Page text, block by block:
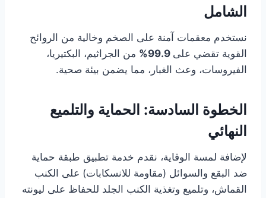
الشامل
نستخدم معقمات آمنة على الصخم وخالية من الروائح
القوية تقضي على99.9%
من الجراثيم، البكتيريا،
الفيروسات، وعث الغبار، مما يضمن بيئة صحية.
الخطوة السادسة: الحماية والتلميع
النهائي
لإضافة لمسة الوقاية، نقدم خدمة تطبيق طبقة حماية
ضد البقع والسوائل (مقاومة للانسكابات) على الكنب
القماش، وتلميع وتغذية الكنب الجلد للحفاظ على ليونته